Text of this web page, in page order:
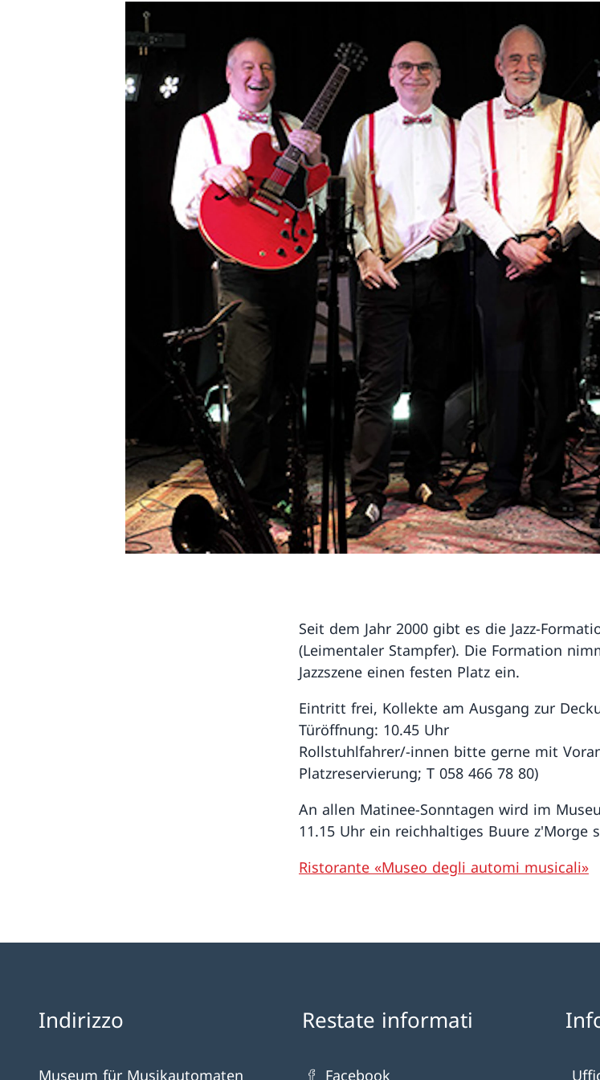
Seit dem Jahr 2000 gibt es die Jazz-
(Leimentaler Stampfer). Die Formation
Jazzszene einen festen Platz ein.
Eintritt frei, Kollekte am Ausgang zur
Türöffnung: 10.45 Uhr
Rollstuhlfahrer/-innen bitte gerne mit
Platzreservierung; T 058 466 78 80)
An allen Matinee-Sonntagen wird im
11.15 Uhr ein reichhaltiges Buure z'Morge
Ristorante «Museo degli automi musicali»
Indirizzo
Museum für Musikautomaten
Restate informati
Facebook